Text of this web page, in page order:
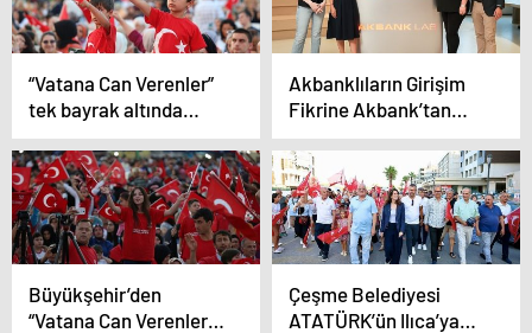
“Vatana Can Verenler”
tek bayrak altında
anıldı
Akbanklıların Girişim
Fikrine Akbank’tan
400 Bin Dolar Yatırım
Büyükşehir’den
“Vatana Can Verenler”
Çeşme Belediyesi
ATATÜRK’ün Ilıca’ya